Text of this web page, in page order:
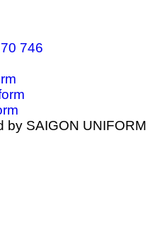
746
by SAIGON UNIFORM